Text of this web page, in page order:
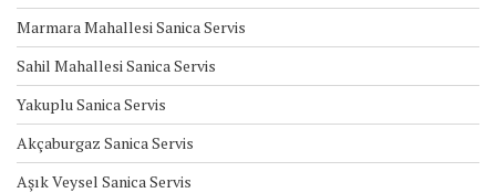
Marmara Mahallesi Sanica Servis
Sahil Mahallesi Sanica Servis
Yakuplu Sanica Servis
Akçaburgaz Sanica Servis
Aşık Veysel Sanica Servis